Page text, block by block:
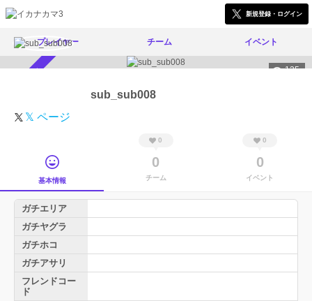
新規登録・ログイン
プレイヤー チーム イベント
135
sub_sub008
𝕏 ページ
基本情報
0
0
チーム
0
0
イベント
ガチエリア
ガチヤグラ
ガチホコ
ガチアサリ
フレンドコー
ド